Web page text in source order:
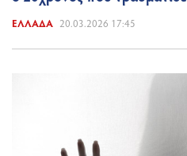
ΕΛΛΆΔΑ 20.03.2026 17:45